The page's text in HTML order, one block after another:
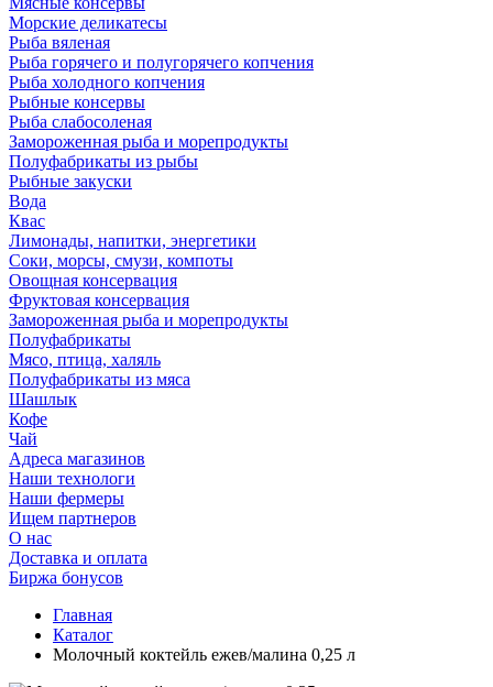
Морские деликатесы
Рыба вяленая
Рыба горячего и полугорячего копчения
Рыба холодного копчения
Рыбные консервы
Рыба слабосоленая
Замороженная рыба и морепродукты
Полуфабрикаты из рыбы
Рыбные закуски
Вода
Квас
Лимонады, напитки, энергетики
Соки, морсы, смузи, компоты
Овощная консервация
Фруктовая консервация
Замороженная рыба и морепродукты
Полуфабрикаты
Мясо, птица, халяль
Полуфабрикаты из мяса
Шашлык
Кофе
Чай
Адреса магазинов
Наши технологи
Наши фермеры
Ищем партнеров
О нас
Доставка и оплата
Биржа бонусов
Главная
Каталог
Молочный коктейль ежев/малина 0,25 л